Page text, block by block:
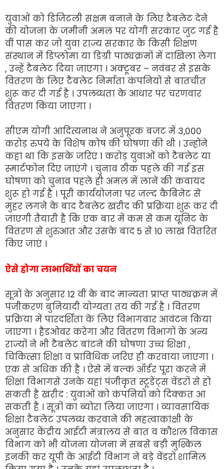
युवाओं को डिजिटली सक्षम बनाने के लिए टैबलेट देने
की योजना के जमीनी अमल पर योगी सरकार जुट गई है
वीं पास कर जो युवा राज्य सरकार के किसी शिक्षण
संस्थान में डिप्लोमा या डिग्री पाठ्यक्रमों में दाखिला लेगा
, उन्हें टैबलेट दिया जाएगा । अक्टूबर – नवंबर से इसके
वितरण के लिए टैबलेट निर्माता कंपनियों से बातचीत
शुरू कर दी गई है । उपलब्धता के आधार पर चरणवार
वितरण किया जाएगा ।
सीएम योगी आदित्यनाथ ने अनुपूरक बजट में 3,000
करोड़ रुपये के विशेष कोष की घोषणा की थी । उन्होंने
कहा था कि इसके जरिए 1 करोड़ युवाओं को टैबलेट या
स्मार्टफोन दिए जाएंगे । चुनाव ठीक पहले की गई इस
घोषणा को चुनाव पहले ही अमल में लाने की कवायद
शुरू हो गई है । पूरी कार्ययोजना पर जल्द कैबिनेट से
मुहर लगने के बाद टैबलेट खरीद की प्रक्रिया शुरू कर दी
जाएगी तैयारी है कि एक बार में कम से कम यूनिट के
वितरण से शुरुआत और उसके बाद 5 से 10 लाख वितरित
किए जाएं ।
ऐसे होगा लाभार्थियों का चयन
सूत्रों के अनुसार 12 वीं के बाद मान्यता प्राप्त पाठ्यक्रम में
पंजीकरण बुनियादी योग्यता तय की गई है । वितरण
प्रक्रिया में पारदर्शिता के लिए विभागवार आवंटन किया
जाएगा । हैडओवर करेगा और वितरण विभागों के अन्य
राज्यों ने भी टैबलेट बांटने की घोषणा उच्च शिक्षा ,
चिकित्सा शिक्षा व प्राविधिक जरिए ही करवाया जाएगा ।
एक से अधिक की है । ऐसे में बल्क ऑर्डर पूरा करने में
शिक्षा विभागसे उनके यहां पंजीकृत स्टूडेंट्स वेंडरों से हो
सकती है खरीद : युवाओं को कंपनियों को दिक्कत आ
सकती है । सूत्रों का ब्योरा लिया जाएगा । व्यावसायिक
शिक्षा टैबलेट उपलब्ध करवाने की महत्वाकांक्षी के
अनुसार केंद्रीय आईटी मंत्रालय से बात व कौशल विकास
विभाग को भी योजना योजना में सबसे बड़ी मुश्किल
इनकी कर यूपी के आईटी विभाग ने बड़े वेंडरों शामिल